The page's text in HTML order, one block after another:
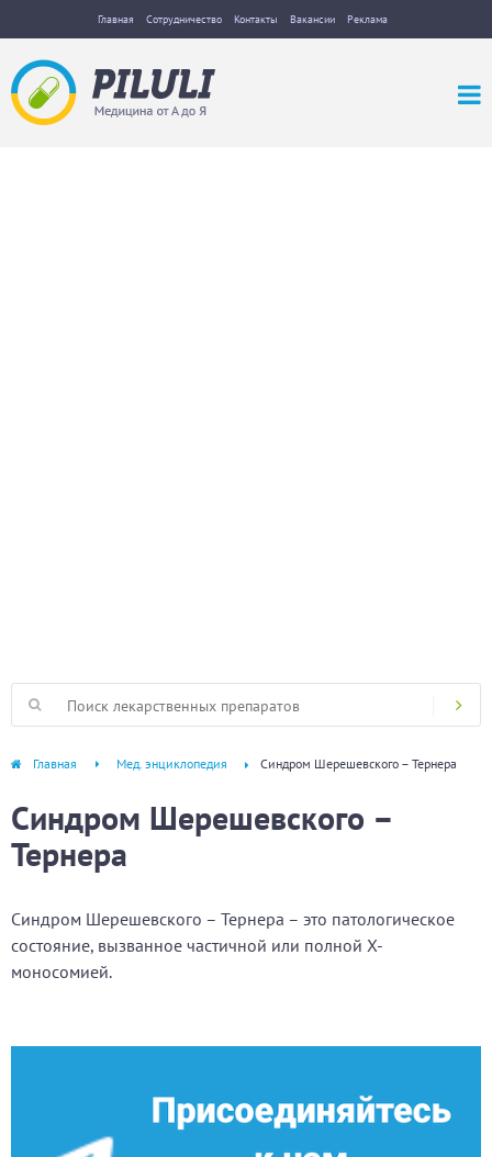
Главная Сотрудничество Контакты Вакансии Реклама
Главная Мед. энциклопедия Синдром Шерешевского – Тернера
Синдром Шерешевского –
Тернера
Синдром Шерешевского – Тернера – это патологическое
состояние, вызванное частичной или полной X-
моносомией.